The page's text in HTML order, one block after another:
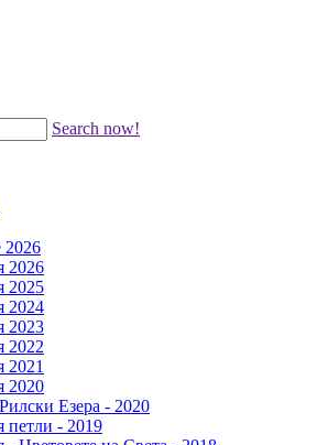
Search now!
2026
2026
2025
2024
2023
2022
2021
2020
Езера - 2020
петли - 2019